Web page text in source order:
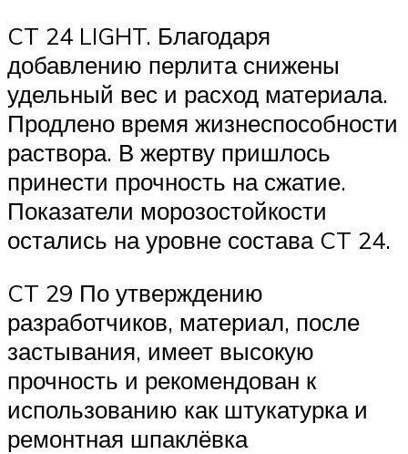
CT 24 LIGHT. Благодаря
добавлению перлита снижены
удельный вес и расход материала.
Продлено время жизнеспособности
раствора. В жертву пришлось
принести прочность на сжатие.
Показатели морозостойкости
остались на уровне состава CT 24.
CT 29 По утверждению
разработчиков, материал, после
застывания, имеет высокую
прочность и рекомендован к
использованию как штукатурка и
ремонтная шпаклёвка